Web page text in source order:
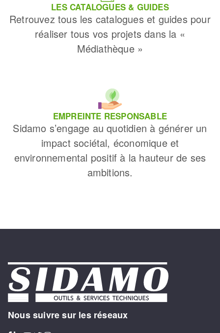
LES CATALOGUES & GUIDES
Retrouvez tous les catalogues et guides pour
réaliser tous vos projets dans la «
Médiathèque »
EMPREINTE RESPONSABLE
Sidamo s’engage au quotidien à générer un
impact sociétal, économique et
environnemental positif à la hauteur de ses
ambitions.
Nous suivre sur les réseaux